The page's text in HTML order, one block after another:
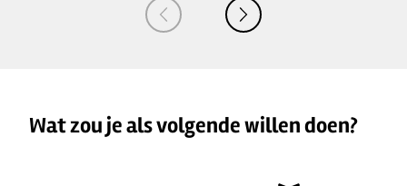
Wat zou je als volgende willen doen?